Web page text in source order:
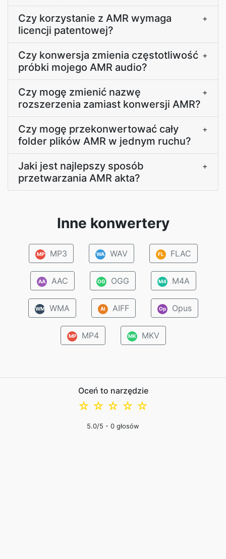
Czy korzystanie z AMR wymaga
licencji patentowej?
+
Czy konwersja zmienia częstotliwość
próbki mojego AMR audio?
+
Czy mogę zmienić nazwę
rozszerzenia zamiast konwersji AMR?
+
Czy mogę przekonwertować cały
folder plików AMR w jednym ruchu?
+
Jaki jest najlepszy sposób
przetwarzania AMR akta?
+
Inne konwertery
MP MP3 WA WAV FL FLAC
AA AAC OG OGG M4 M4A
WM WMA AI AIFF Op Opus
MP MP4 MK MKV
Oceń to narzędzie
☆
☆
☆
☆
☆
5.0/5 - 0 głosów